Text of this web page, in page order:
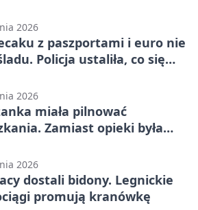
2026
z paszportami i euro nie
Policja ustaliła, co się
2026
miała pilnować
Zamiast opieki była
2026
dostali bidony. Legnickie
promują kranówkę